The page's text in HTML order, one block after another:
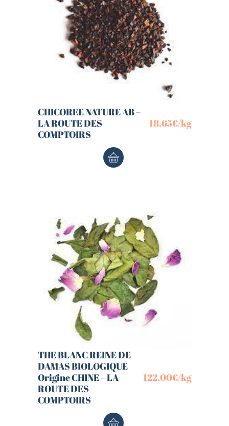
CHICOREE NATURE AB –
LA ROUTE DES
COMPTOIRS
18,65€/kg
THE BLANC REINE DE
DAMAS BIOLOGIQUE
Origine CHINE – LA
ROUTE DES
COMPTOIRS
122,00€/kg